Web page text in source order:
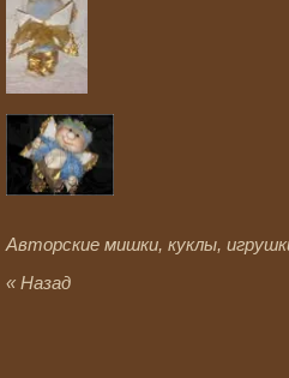
Авторские мишки, куклы,
« Назад